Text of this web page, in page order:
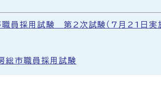
員採用試験 第2次試験（7月21日実施
総市職員採用試験